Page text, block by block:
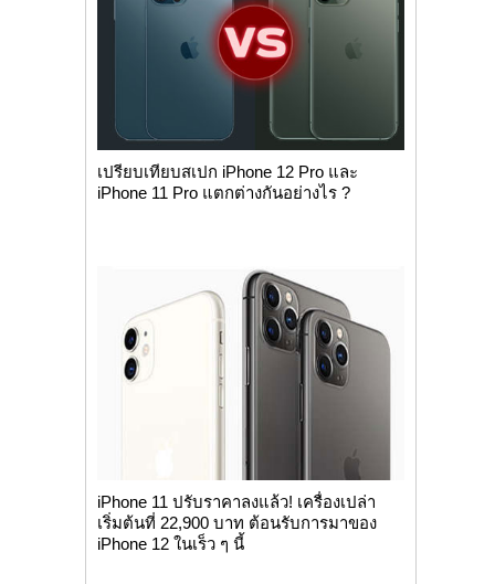
เปรียบเทียบสเปก iPhone 12 Pro และ
iPhone 11 Pro แตกต่างกันอย่างไร ?
iPhone 11 ปรับราคาลงแล้ว! เครื่องเปล่า
เริ่มต้นที่ 22,900 บาท ต้อนรับการมาของ
iPhone 12 ในเร็ว ๆ นี้